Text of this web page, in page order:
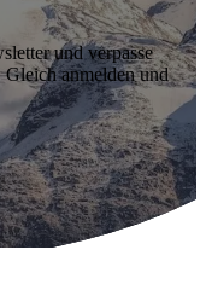
und verpasse
anmelden und